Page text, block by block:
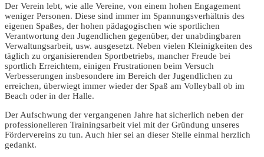
Der Verein lebt, wie alle Vereine, von einem hohen Engagement
weniger Personen. Diese sind immer im Spannungsverhältnis des
eigenen Spaßes, der hohen pädagogischen wie sportlichen
Verantwortung den Jugendlichen gegenüber, der unabdingbaren
Verwaltungsarbeit, usw. ausgesetzt. Neben vielen Kleinigkeiten des
täglich zu organisierenden Sportbetriebs, mancher Freude bei
sportlich Erreichtem, einigen Frustrationen beim Versuch
Verbesserungen insbesondere im Bereich der Jugendlichen zu
erreichen, überwiegt immer wieder der Spaß am Volleyball ob im
Beach oder in der Halle.
Der Aufschwung der vergangenen Jahre hat sicherlich neben der
professionelleren Trainingsarbeit viel mit der Gründung unseres
Fördervereins zu tun. Auch hier sei an dieser Stelle einmal herzlich
gedankt.